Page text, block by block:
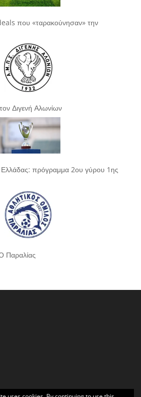
που «ταρακούνησαν» την
Διγενή Αλωνίων
πρόγραμμα 2ου γύρου 1ης
Παραλίας